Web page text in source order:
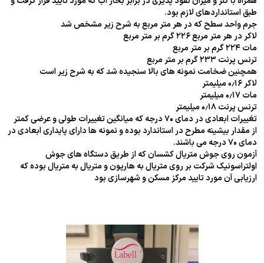
طبق استانداردهای لازم بود.
جرم واحد سطح که در هر متر مربع به شرح زیر مشخص شد
لاکر در هر متر مربع ۲۲۶ گرم بر متر مربع
مات ۲۲۴ گرم بر متر مربع
ترنس پرنت ۲۳۳ گرم بر متر مربع
همچنین ضخامت نمونه های بالا سنجیده شد که به شرح زیر است
لاکر ۰٫۱۶ میلیمتر
مات ۰٫۱۷ میلیمتر
ترنس پرنت ۰٫۱۸ میلیمتر
تغییرات ابعادی در دمای ۷۰ درجه که میانگین تغییرات طولی و عرضی کمتر
از مقدار بیشینه مطرح در استاندارد بوده و نمونه ها دارای پایداری ابعادی در
دمای ۷۰ درجه می باشند.
آزمون روی جوش متریال کشسان که از طریق دستگاه های جوش
اولتراسونیک شرکت بر روی متریال به هارپون و متریال به متریال بوده که
ارزیابی آن مورد تایید مرکز مسکن و شهرسازی بود